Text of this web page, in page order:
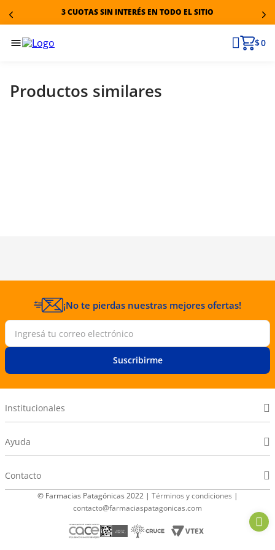
3 CUOTAS SIN INTERÉS EN TODO EL SITIO
$ 0
Productos similares
¡No te pierdas nuestras mejores ofertas!
Suscribirme
Institucionales
Ayuda
Contacto
© Farmacias Patagónicas 2022 | Términos y condiciones |
contacto@farmaciaspatagonicas.com